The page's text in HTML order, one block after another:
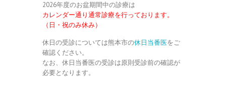
2026年度のお盆期間中の診療は
カレンダー通り通常診療を行っております。
（日・祝のみ休み）
休日の受診については熊本市の休日当番医をご
確認ください。
なお、休日当番医の受診は原則受診前の確認が
必要となります。